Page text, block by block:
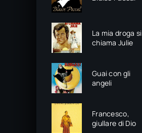
La mia droga si
chiama Julie
Guai con gli
angeli
Francesco,
giullare di Dio